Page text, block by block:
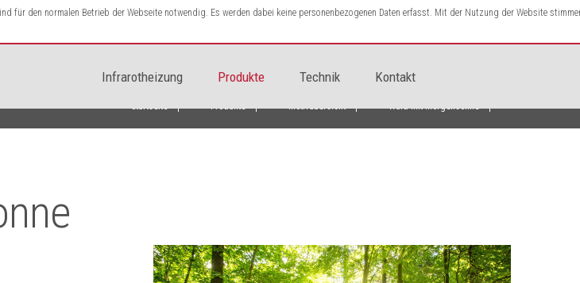
für den normalen Betrieb der Webseite notwendig. Es werden dabei keine personenbezogenen Daten erfasst. Mit der Nutzung der Website
Infrarotheizung Produkte Technik Kontakt
Startseite Produkte Motivübersicht Wald mit Morgensonne